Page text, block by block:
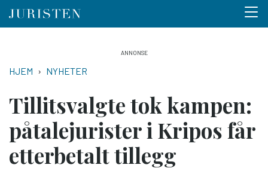
hovedinnhold
Menu
NAVIGASJONSSTI
HJEM NYHETER
Tillitsvalgte tok kampen:
påtalejurister i Kripos får
etterbetalt tillegg